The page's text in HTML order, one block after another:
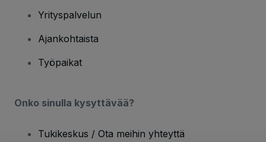
Yrityspalvelun
Ajankohtaista
Työpaikat
Onko sinulla kysyttävää?
Tukikeskus / Ota meihin yhteyttä